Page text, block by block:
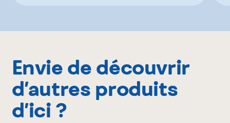
Envie de découvrir
d’autres produits
d’ici ?